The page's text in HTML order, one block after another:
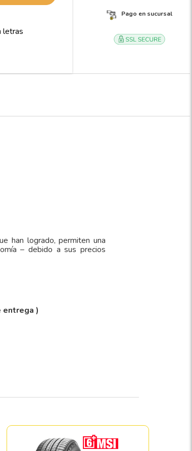
Pago en sucursal
han logrado, permiten una
– debido a sus precios
entrega )